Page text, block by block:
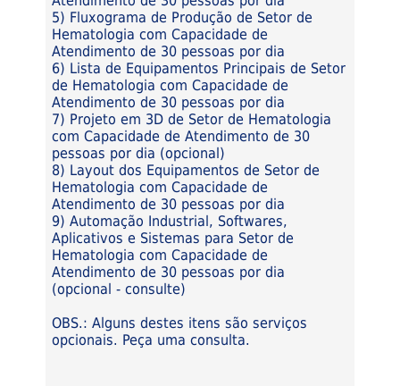
5) Fluxograma de Produção de Setor de
Hematologia com Capacidade de
Atendimento de 30 pessoas por dia
6) Lista de Equipamentos Principais de Setor
de Hematologia com Capacidade de
Atendimento de 30 pessoas por dia
7) Projeto em 3D de Setor de Hematologia
com Capacidade de Atendimento de 30
pessoas por dia (opcional)
8) Layout dos Equipamentos de Setor de
Hematologia com Capacidade de
Atendimento de 30 pessoas por dia
9) Automação Industrial, Softwares,
Aplicativos e Sistemas para Setor de
Hematologia com Capacidade de
Atendimento de 30 pessoas por dia
(opcional - consulte)
OBS.: Alguns destes itens são serviços
opcionais. Peça uma consulta.